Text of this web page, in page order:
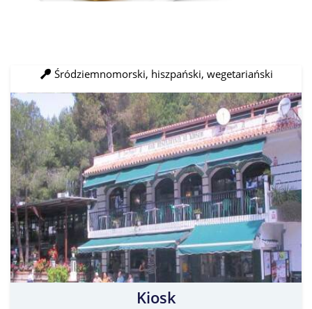
Śródziemnomorski, hiszpański, wegetariański
Kiosk